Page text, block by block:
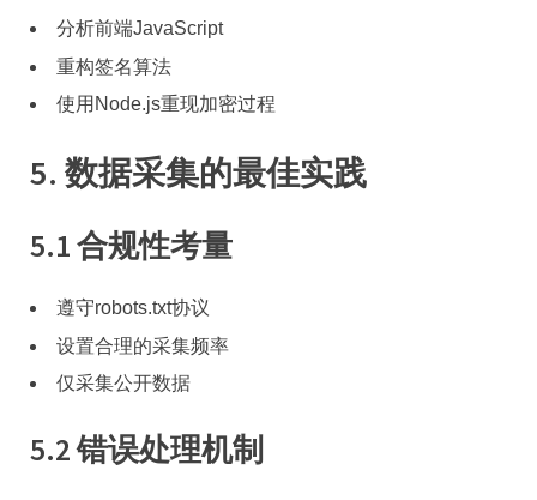
分析前端JavaScript
重构签名算法
使用Node.js重现加密过程
5. 数据采集的最佳实践
5.1 合规性考量
遵守robots.txt协议
设置合理的采集频率
仅采集公开数据
5.2 错误处理机制